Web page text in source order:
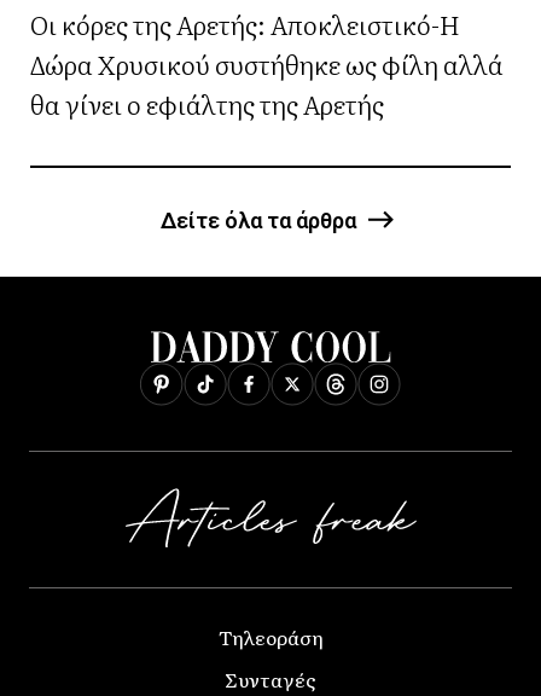
Οι κόρες της Αρετής: Αποκλειστικό-Η
Δώρα Χρυσικού συστήθηκε ως φίλη αλλά
θα γίνει ο εφιάλτης της Αρετής
Δείτε όλα τα άρθρα
Τηλεοράση
Συνταγές